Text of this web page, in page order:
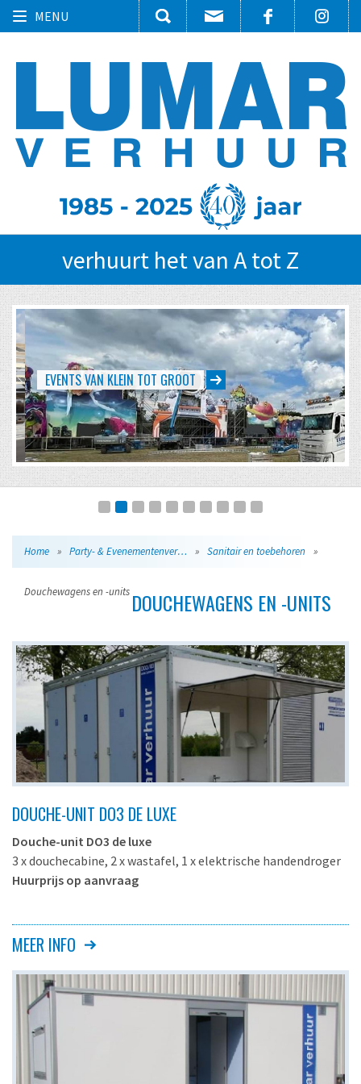
Toggle
MENU
verhuurt het van A tot Z
EVENTS VAN KLEIN TOT GROOT
Home » Party- & Evenementenverhuur » Sanitair en toebehoren »
Douchewagens en -units DOUCHEWAGENS EN -UNITS
DOUCHE-UNIT DO3 DE LUXE
Douche-unit DO3 de luxe
3 x douchecabine, 2 x wastafel, 1 x elektrische handendroger
Huurprijs op aanvraag
evenementen en bij seizoensarbeid.
Indeling:
Algemeen3 x douchecabine
2 x dubbele kledinghaak per cabine
1 x zitje + 1 x schapje per cabine
MEER INFO